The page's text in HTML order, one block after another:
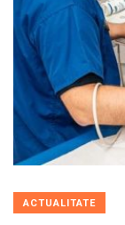
ACTUALITATE